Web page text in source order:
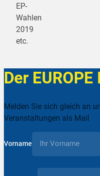
EP-
Wahlen
2019
etc.
Der
Melden Sie sich gleich an
Veranstaltungen als Mail
Vorname